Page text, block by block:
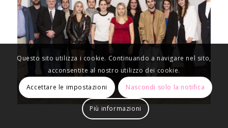
Questo sito utilizza i cookie. Continuando a navigare nel sito,
acconsentite al nostro utilizzo dei cookie.
Accettare le impostazioni
Nascondi solo la notifica
Più informazioni